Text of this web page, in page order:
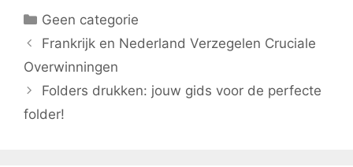
Categorieën
Geen categorie
Frankrijk en Nederland Verzegelen Cruciale
Overwinningen
Folders drukken: jouw gids voor de perfecte
folder!